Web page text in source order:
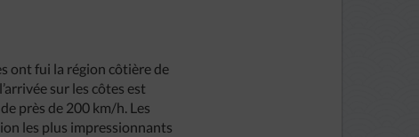
ont fui la région côtière de
sur les côtes est
près de 200 km/h. Les
les plus impressionnants